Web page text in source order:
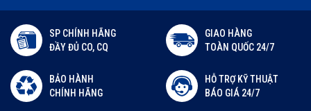
SP CHÍNH HÃNG
ĐẦY ĐỦ CO, CQ
GIAO HÀNG
TOÀN QUỐC 24/7
BẢO HÀNH
CHÍNH HÃNG
HỖ TRỢ KỸ THUẬT
BÁO GIÁ 24/7